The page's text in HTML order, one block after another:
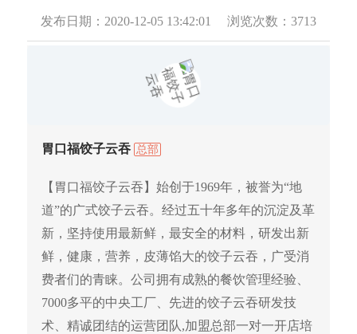
发布日期： 2020-12-05 13:42:01 浏览次数： 3713
胃口福饺子云吞 总部
【胃口福饺子云吞】始创于1969年，被誉为“地
道”的广式饺子云吞。经过五十年多年的沉淀及革
新，坚持使用最新鲜，最安全的材料，研发出新
鲜，健康，营养，皮薄馅大的饺子云吞，广受消
费者们的青睐。公司拥有成熟的餐饮管理经验、
7000多平的中央工厂、先进的饺子云吞研发技
术、精诚团结的运营团队,加盟总部一对一开店培